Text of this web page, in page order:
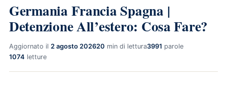
Germania Francia Spagna |
Detenzione All’estero: Cosa Fare?
Aggiornato il 2 agosto 202620 min di lettura3991 parole
1074 letture